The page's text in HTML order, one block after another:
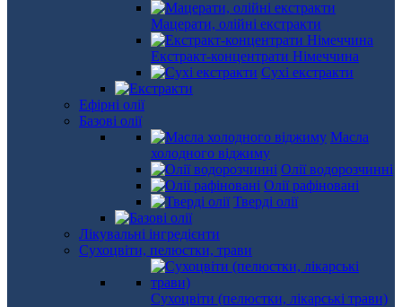
Мацерати, олійні екстракти
Екстракт-концентрати Німеччина
Сухі екстракти
Ефірні олії
Базові олії
Масла
холодного віджиму
Олії водорозчинні
Олії рафіновані
Тверді олії
Лікувальні інгредієнти
Сухоцвіти, пелюстки, трави
Сухоцвіти (пелюстки, лікарські трави)